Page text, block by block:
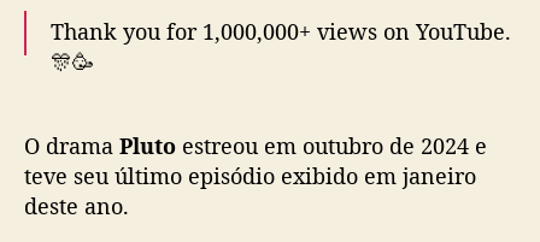
u
e
— GMMTV (@GMMTV)February 11, 2025
Thank you for 1,000,000+ views on YouTube.
🎊🥳
รัก – Film Rachanun
🎥 Official MV :
https://t.co/Jvvhuw87wf
O drama Pluto estreou em outubro de 2024 e
teve seu último episódio exibido em janeiro
deste ano.